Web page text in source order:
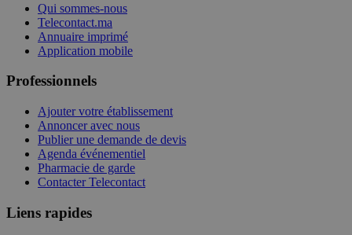
Qui sommes-nous
Telecontact.ma
Annuaire imprimé
Application mobile
Professionnels
Ajouter votre établissement
Annoncer avec nous
Publier une demande de devis
Agenda événementiel
Pharmacie de garde
Contacter Telecontact
Liens rapides